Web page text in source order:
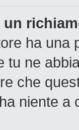
un
ha una
tu ne
che
niente a